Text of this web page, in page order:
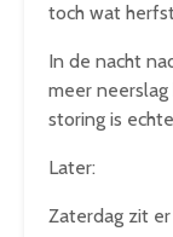
toch wat
In de nacht
meer
storing is
Later:
Zaterdag zit